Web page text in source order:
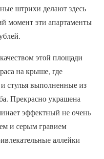
штрихи делают здесь
момент эти апартаменты
этой площади
на крыше, где
стулья выполненные из
Прекрасно украшена
эффектный не очень
и серым гравием
аллейки